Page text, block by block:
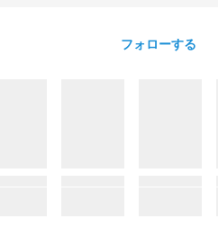
フォローする